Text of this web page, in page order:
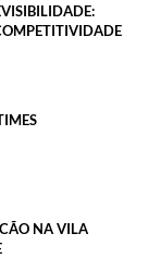
NA VILA